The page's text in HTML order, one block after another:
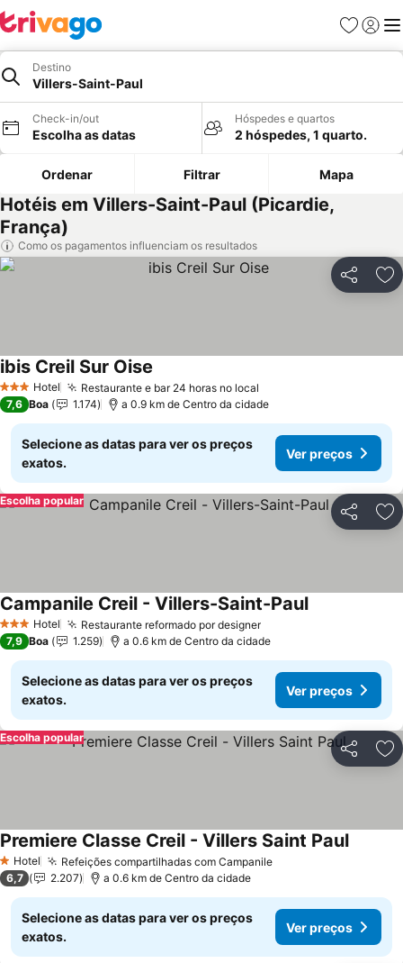
Favoritos
Iniciar
Destino
Villers-Saint-Paul
Check-in/out
Escolha as datas
Hóspedes e quartos
2 hóspedes, 1 quarto.
Ordenar Filtrar Mapa
Hotéis em Villers-Saint-Paul (Picardie,
França)
Como os pagamentos influenciam os resultados
Partilhar
3 EstrelasHotel Restaurante e bar 24 horas no local
ibis Creil Sur Oise
7,6 Boa 1.174 a 0.9 km de Centro da cidade
Selecione as datas para ver os preços
exatos.
Ver preços
Partilhar
Escolha popular
3 EstrelasHotel Restaurante reformado por designer
Campanile Creil - Villers-Saint-Paul
7,9 Boa 1.259 a 0.6 km de Centro da cidade
Selecione as datas para ver os preços
exatos.
Ver preços
Partilhar
Escolha popular
1 Estrelas
Hotel Refeições compartilhadas com Campanile
Premiere Classe Creil - Villers Saint Paul
6,7 2.207 a 0.6 km de Centro da cidade
Selecione as datas para ver os preços
exatos.
Ver preços